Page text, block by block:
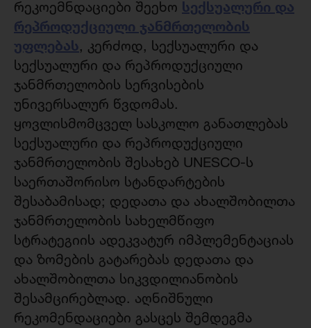
რეკოემნდაციები შეეხო სექსუალური და
რეპროდუქციული ჯანმრთელობის
უფლებას, კერძოდ, სექსუალური და
სექსუალური და რეპროდუქციული
ჯანმრთელობის სერვისების
უნივერსალურ წვდომას.
ყოვლისმომცველ სასკოლო განათლებას
სექსუალური და რეპროდუქციული
ჯანმრთელობის შესახებ UNESCO-ს
საერთაშორისო სტანდარტების
შესაბამისად; დედათა და ახალშობილთა
ჯანმრთელობის სახელმწიფო
სტრატეგიის ადეკვატურ იმპლემენტაციას
და ზომების გატარებას დედათა და
ახალშობილთა სიკვდილიანობის
შესამცირებლად. აღნიშნული
რეკომენდაციები გასცეს შემდეგმა